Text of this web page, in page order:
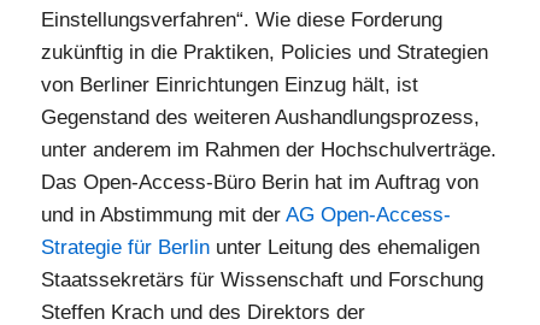
Einstellungsverfahren“. Wie diese Forderung
zukünftig in die Praktiken, Policies und Strategien
von Berliner Einrichtungen Einzug hält, ist
Gegenstand des weiteren Aushandlungsprozess,
unter anderem im Rahmen der Hochschulverträge.
Das Open-Access-Büro Berin hat im Auftrag von
und in Abstimmung mit derAG Open-Access-
Strategie für Berlin unter Leitung des ehemaligen
Staatssekretärs für Wissenschaft und Forschung
Steffen Krach und des Direktors der